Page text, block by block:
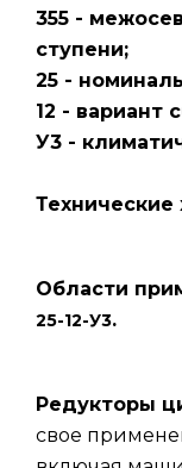
355 -
ступени;
25 -
12 - вариант
У3 -
Технические
Области
25-12-У3.
Редукторы
свое